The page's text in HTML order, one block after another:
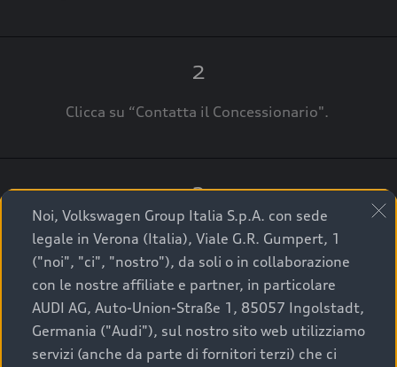
2
Clicca su “Contatta il Concessionario".
3
A breve verrai ricontattato dal Customer Care
Audi Center o direttamente dal Concessionario
che ti supporterà per finalizzare la tua richiesta.
Noi, Volkswagen Group Italia S.p.A. con sede
legale in Verona (Italia), Viale G.R. Gumpert, 1
("noi", "ci", "nostro"), da soli o in collaborazione
con le nostre affiliate e partner, in particolare
AUDI AG, Auto-Union-Straße 1, 85057 Ingolstadt,
Germania ("Audi"), sul nostro sito web utilizziamo
servizi (anche da parte di fornitori terzi) che ci